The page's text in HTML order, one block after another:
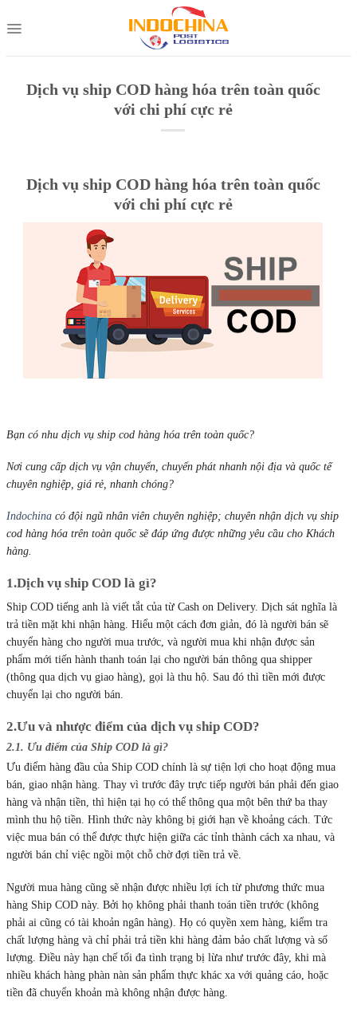
to
Dịch vụ ship COD hàng hóa trên toàn quốc
với chi phí cực rẻ
Dịch vụ ship COD hàng hóa trên toàn quốc
với chi phí cực rẻ
Bạn có nhu dịch vụ ship cod hàng hóa trên toàn quốc?
Nơi cung cấp dịch vụ vận chuyển, chuyển phát nhanh nội địa và quốc tế
chuyên nghiệp, giá rẻ, nhanh chóng?
Indochina có đội ngũ nhân viên chuyên nghiệp; chuyên nhận dịch vụ ship
cod hàng hóa trên toàn quốc sẽ đáp ứng được những yêu cầu cho Khách
hàng.
1.Dịch vụ ship COD là gì?
Ship COD tiếng anh là viết tắt của từ Cash on Delivery. Dịch sát nghĩa là
trả tiền mặt khi nhận hàng. Hiểu một cách đơn giản, đó là người bán sẽ
chuyển hàng cho người mua trước, và người mua khi nhận được sản
phẩm mới tiến hành thanh toán lại cho người bán thông qua shipper
(thông qua dịch vụ giao hàng), gọi là thu hộ. Sau đó thì tiền mới được
chuyển lại cho người bán.
2.Ưu và nhược điểm của dịch vụ ship COD?
2.1. Ưu điểm của Ship COD là gì?
Ưu điểm hàng đầu của Ship COD chính là sự tiện lợi cho hoạt động mua
bán, giao nhận hàng. Thay vì trước đây trực tiếp người bán phải đến giao
hàng và nhận tiền, thì hiện tại họ có thể thông qua một bên thứ ba thay
mình thu hộ tiền. Hình thức này không bị giới hạn về khoảng cách. Tức
việc mua bán có thể được thực hiện giữa các tỉnh thành cách xa nhau, và
người bán chỉ việc ngồi một chỗ chờ đợi tiền trả về.
Người mua hàng cũng sẽ nhận được nhiều lợi ích từ phương thức mua
hàng Ship COD này. Bởi họ không phải thanh toán tiền trước (không
phải ai cũng có tài khoản ngân hàng). Họ có quyền xem hàng, kiểm tra
chất lượng hàng và chỉ phải trả tiền khi hàng đảm bảo chất lượng và số
lượng. Điều này hạn chế tối đa tình trạng bị lừa như trước đây, khi mà
nhiều khách hàng phàn nàn sản phẩm thực khác xa với quảng cáo, hoặc
tiền đã chuyển khoản mà không nhận được hàng.